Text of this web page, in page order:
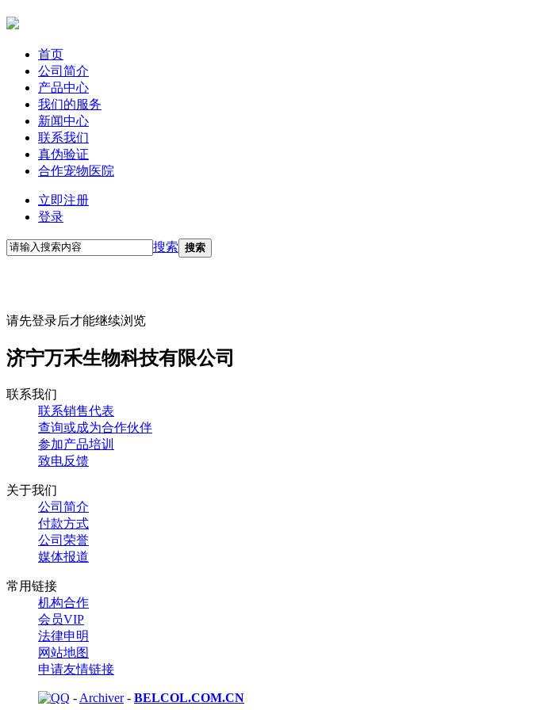
首页
公司简介
产品中心
我们的服务
新闻中心
联系我们
真伪验证
合作宠物医院
立即注册
登录
搜索 搜索
请先登录后才能继续浏览
济宁万禾生物科技有限公司
联系我们
联系销售代表
查询或成为合作伙伴
参加产品培训
致电反馈
关于我们
公司简介
付款方式
公司荣誉
媒体报道
常用链接
机构合作
会员VIP
法律申明
网站地图
申请友情链接
- Archiver- BELCOL.COM.CN